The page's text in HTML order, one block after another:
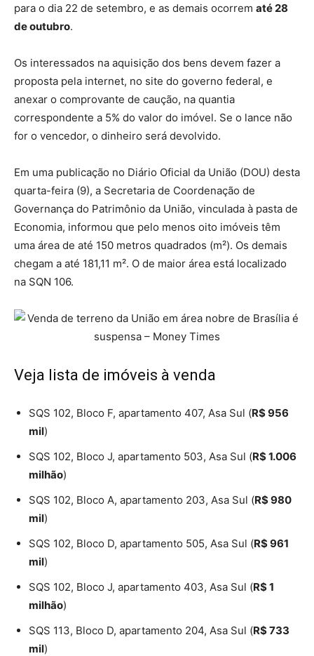
para o dia 22 de setembro, e as demais ocorrem até 28
de outubro.
Os interessados na aquisição dos bens devem fazer a
proposta pela internet, no site do governo federal, e
anexar o comprovante de caução, na quantia
correspondente a 5% do valor do imóvel. Se o lance não
for o vencedor, o dinheiro será devolvido.
Em uma publicação no Diário Oficial da União (DOU) desta
quarta-feira (9), a Secretaria de Coordenação de
Governança do Patrimônio da União, vinculada à pasta de
Economia, informou que pelo menos oito imóveis têm
uma área de até 150 metros quadrados (m²). Os demais
chegam a até 181,11 m². O de maior área está localizado
na SQN 106.
Veja lista de imóveis à venda
SQS 102, Bloco F, apartamento 407, Asa Sul (R$ 956
mil)
SQS 102, Bloco J, apartamento 503, Asa Sul (R$ 1.006
milhão)
SQS 102, Bloco A, apartamento 203, Asa Sul (R$ 980
mil)
SQS 102, Bloco D, apartamento 505, Asa Sul (R$ 961
mil)
SQS 102, Bloco J, apartamento 403, Asa Sul (R$ 1
milhão)
SQS 113, Bloco D, apartamento 204, Asa Sul (R$ 733
mil)